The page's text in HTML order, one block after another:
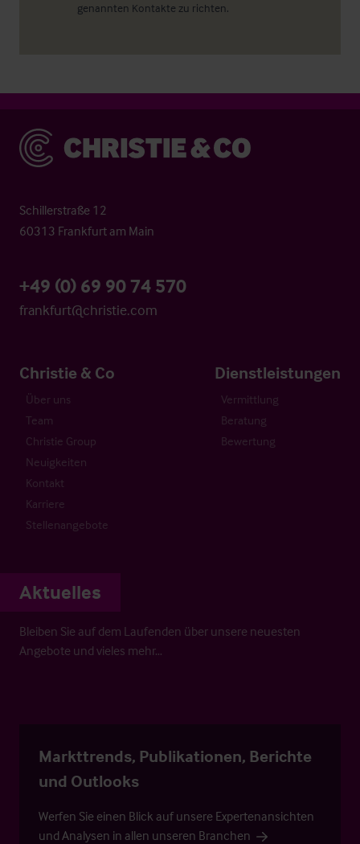
genannten Kontakte zu richten.
Christie & Co
Schillerstraße 12
60313 Frankfurt am Main
+49 (0) 69 90 74 570
frankfurt@christie.com
Christie & Co
Über uns
Team
Christie Group
Neuigkeiten
Kontakt
Karriere
Stellenangebote
Dienstleistungen
Vermittlung
Beratung
Bewertung
Aktuelles
Bleiben Sie auf dem Laufenden über unsere neuesten
Angebote und vieles mehr…
Markttrends, Publikationen, Berichte
und Outlooks
Werfen Sie einen Blick auf unsere Expertenansichten
und Analysen in allen unseren Branchen